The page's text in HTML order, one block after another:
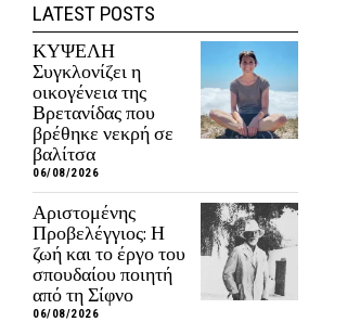
LATEST POSTS
ΚΥΨΕΛΗ
Συγκλονίζει η
οικογένεια της
Βρετανίδας που
βρέθηκε νεκρή σε
βαλίτσα
06/08/2026
Αριστομένης
Προβελέγγιος: Η
ζωή και το έργο του
σπουδαίου ποιητή
από τη Σίφνο
06/08/2026